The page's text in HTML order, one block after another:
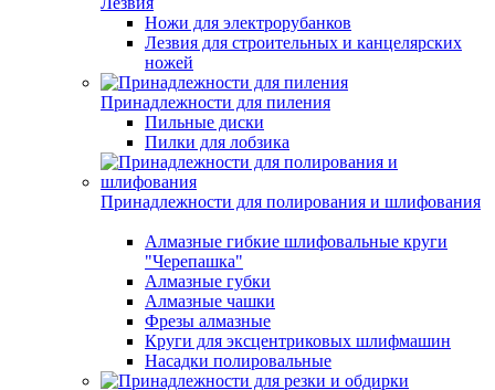
Ножи для электрорубанков
Лезвия для строительных и канцелярских
ножей
Принадлежности для пиления
Пильные диски
Пилки для лобзика
Принадлежности для полирования и шлифования
Алмазные гибкие шлифовальные круги
"Черепашка"
Алмазные губки
Алмазные чашки
Фрезы алмазные
Круги для эксцентриковых шлифмашин
Насадки полировальные